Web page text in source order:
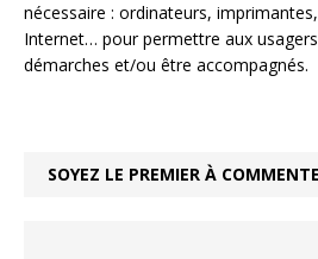
nécessaire : ordinateurs,
Internet… pour permettre aux usagers
démarches et/ou être accompagnés.
SOYEZ LE PREMIER À